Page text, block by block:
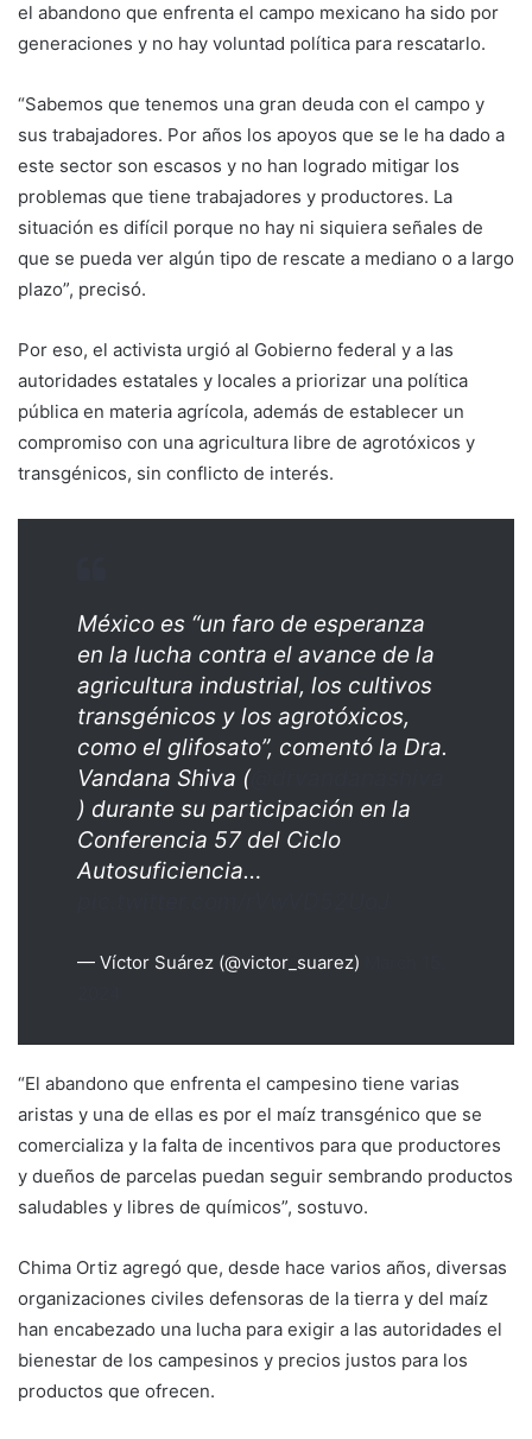
el abandono que enfrenta el campo mexicano ha sido por
generaciones y no hay voluntad política para rescatarlo.
“Sabemos que tenemos una gran deuda con el campo y
sus trabajadores. Por años los apoyos que se le ha dado a
este sector son escasos y no han logrado mitigar los
problemas que tiene trabajadores y productores. La
situación es difícil porque no hay ni siquiera señales de
que se pueda ver algún tipo de rescate a mediano o a largo
plazo”, precisó.
Por eso, el activista urgió al Gobierno federal y a las
autoridades estatales y locales a priorizar una política
pública en materia agrícola, además de establecer un
compromiso con una agricultura libre de agrotóxicos y
transgénicos, sin conflicto de interés.
México es “un faro de esperanza
en la lucha contra el avance de la
agricultura industrial, los cultivos
transgénicos y los agrotóxicos,
como el glifosato”, comentó la Dra.
Vandana Shiva (@drvandanashiva
) durante su participación en la
Conferencia 57 del Ciclo
Autosuficiencia…
— Víctor Suárez (@victor_suarez)
“El abandono que enfrenta el campesino tiene varias
aristas y una de ellas es por el maíz transgénico que se
comercializa y la falta de incentivos para que productores
y dueños de parcelas puedan seguir sembrando productos
saludables y libres de químicos”, sostuvo.
Chima Ortiz agregó que, desde hace varios años, diversas
organizaciones civiles defensoras de la tierra y del maíz
han encabezado una lucha para exigir a las autoridades el
bienestar de los campesinos y precios justos para los
productos que ofrecen.